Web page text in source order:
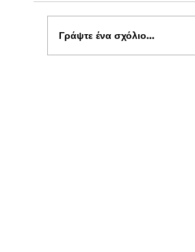
Γράψτε ένα σχόλιο...